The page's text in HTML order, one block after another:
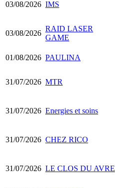
03/08/2026 IMS
03/08/2026
RAID LASER
GAME
01/08/2026 PAULINA
31/07/2026 MTR
31/07/2026 Energies et soins
31/07/2026 CHEZ RICO
31/07/2026 LE CLOS DU AVRE